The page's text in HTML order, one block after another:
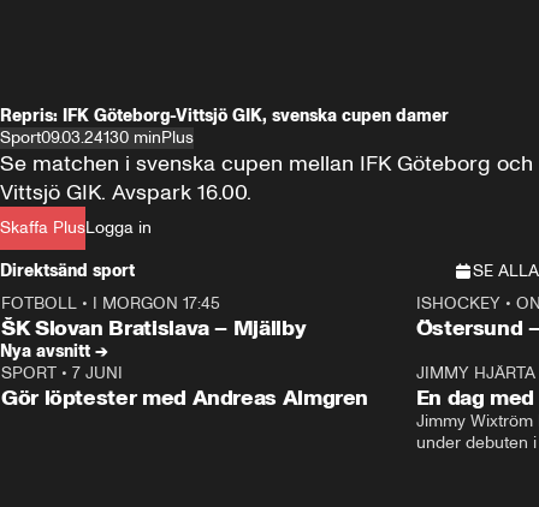
Repris: IFK Göteborg-Vittsjö GIK, svenska cupen damer
Sport09.03.24130 minPlus
Skaffa PlusLogga in
Se matchen i svenska cupen mellan IFK Göteborg och
Vittsjö GIK. Avspark 16.00.
Direktsänd sport
SE ALLA
Plus
FOTBOLL • I MORGON 17:45
ŠK Slovan Bratislava – Mjällby
Plus
ISHOCKEY•
Östersund
Nya avsnitt →
SPORT • 7 JUNI
Gör löptester med Andreas Almgren
JIMMY
En dag
Jimmy
under debuten